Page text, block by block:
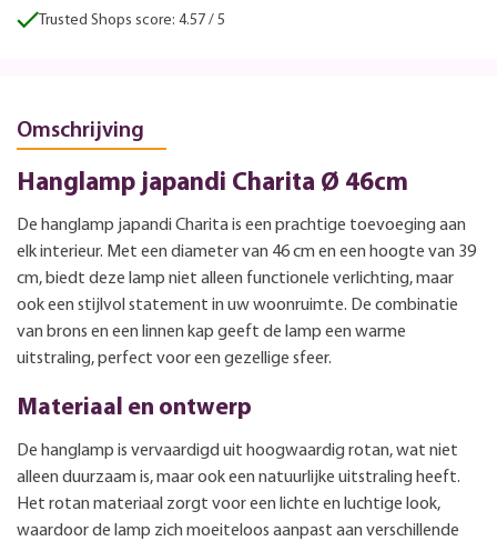
Trusted Shops score: 4.57 / 5
Omschrijving
Hanglamp japandi Charita Ø 46cm
De hanglamp japandi Charita is een prachtige toevoeging aan
elk interieur. Met een diameter van 46 cm en een hoogte van 39
cm, biedt deze lamp niet alleen functionele verlichting, maar
ook een stijlvol statement in uw woonruimte. De combinatie
van brons en een linnen kap geeft de lamp een warme
uitstraling, perfect voor een gezellige sfeer.
Materiaal en ontwerp
De hanglamp is vervaardigd uit hoogwaardig rotan, wat niet
alleen duurzaam is, maar ook een natuurlijke uitstraling heeft.
Het rotan materiaal zorgt voor een lichte en luchtige look,
waardoor de lamp zich moeiteloos aanpast aan verschillende